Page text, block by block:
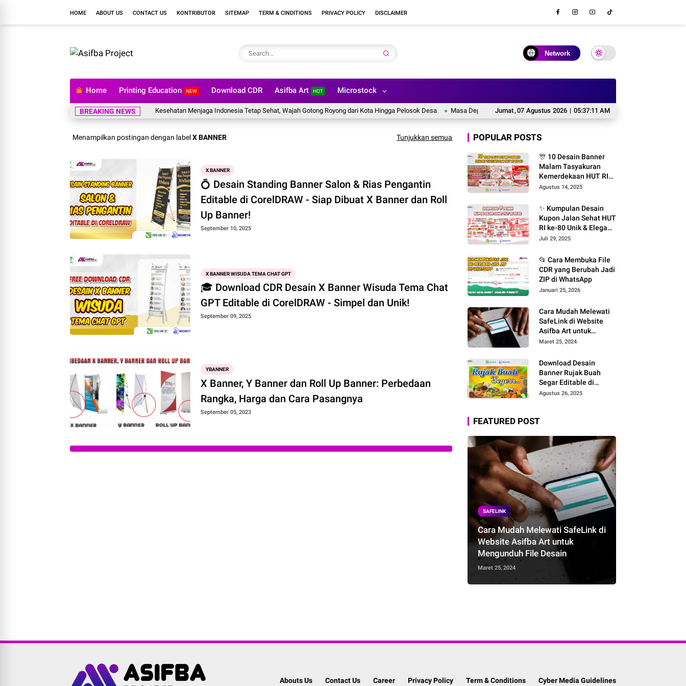
HOME ABOUT US CONTACT US KONTRIBUTOR SITEMAP TERM & CINDITIONS PRIVACY POLICY DISCLAIMER
Network
Home Printing Education NEW Download CDR Asifba Art HOT Microstock
Jumat,07 Agustus 2026 | 05:37:12 AM
BREAKING NEWS
24 Jam BPJS Kesehatan Menjaga Indonesia Tetap Sehat, Wajah Gotong Royong dari Kota Hingga Pelosok Desa Masa Depan Koperasi dalam Mewujudkan Ekonomi Inklusif di Era Digital
Menampilkan postingan dengan labelX BANNER Tunjukkan semua
X BANNER
💍 Desain Standing Banner Salon & Rias Pengantin
Editable di CorelDRAW - Siap Dibuat X Banner dan Roll
Up Banner!
September 10, 2025
X BANNER WISUDA TEMA CHAT GPT
🎓 Download CDR Desain X Banner Wisuda Tema Chat
GPT Editable di CorelDRAW - Simpel dan Unik!
September 09, 2025
YBANNER
X Banner, Y Banner dan Roll Up Banner: Perbedaan
Rangka, Harga dan Cara Pasangnya
September 05, 2023
POPULAR POSTS
🎊 10 Desain Banner
Malam Tasyakuran
Kemerdekaan HUT RI
ke-80 – File CDR
Gratis Font
Agustus 14, 2025
✨ Kumpulan Desain
Kupon Jalan Sehat HUT
RI ke-80 Unik & Elegan
– Download File
Editable!
Juli 29, 2025
📂 Cara Membuka File
CDR yang Berubah Jadi
ZIP di WhatsApp
Januari 25, 2026
Cara Mudah Melewati
SafeLink di Website
Asifba Art untuk
Mengunduh File Desain
Maret 25, 2024
Download Desain
Banner Rujak Buah
Segar Editable di
CorelDRAW: Nuansa
Agustus 26, 2025
FEATURED POST
SAFELINK
Cara Mudah Melewati SafeLink di
Website Asifba Art untuk
Mengunduh File Desain
Maret 25, 2024
Abouts Us Contact Us Career Privacy Policy Term & Conditions Cyber Media Guidelines